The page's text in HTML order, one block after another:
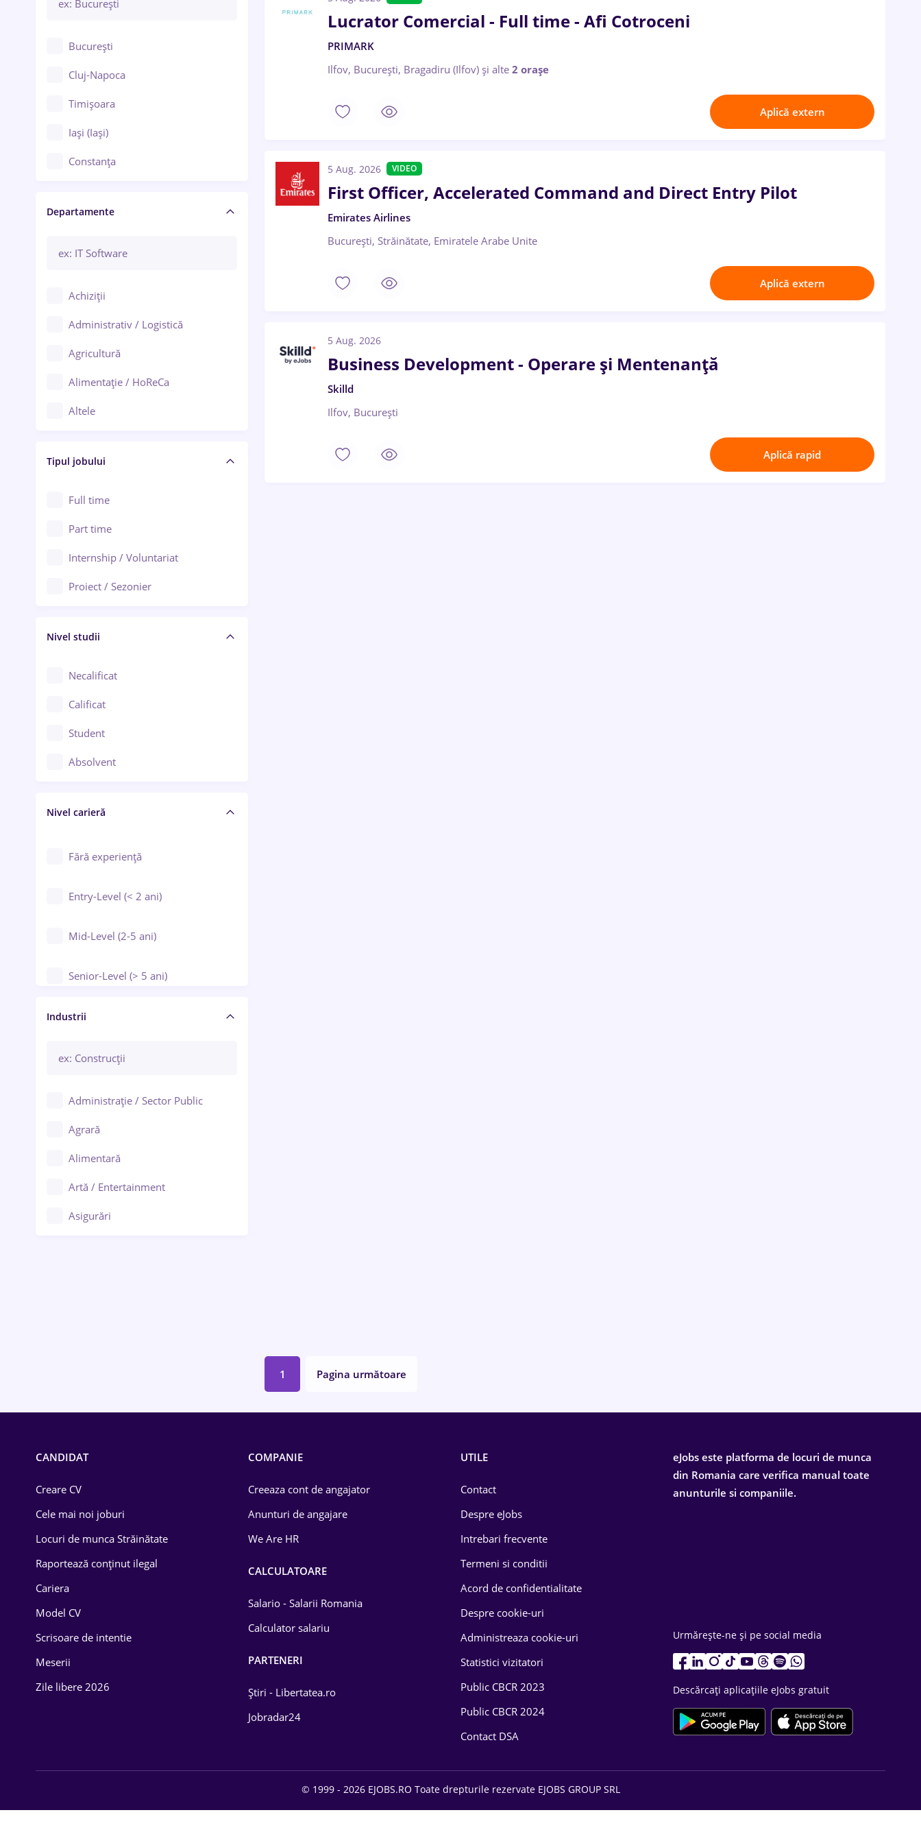
București
Cluj-Napoca
Timișoara
Iași (Iași)
Constanța
Brașov
Bacău
Galați (Galați)
Ploiești
Arad
Baia Mare
Bârlad
Bistrița (Bistrița-Năsăud)
Departamente
Achiziții
Administrativ / Logistică
Agricultură
Alimentație / HoReCa
Altele
Asigurări
Au pair / Babysitter / Curățenie
Audit / Consultanță
Auto / Echipamente
Automatizări
Cercetare - dezvoltare
Chimie / Biochimie
Confecții / Design vestimentar
Construcții / Instalații
Controlul calității
Educație / Training / Arte
Tipul jobului
Full time
Part time
Internship / Voluntariat
Proiect / Sezonier
Nivel studii
Necalificat
Calificat
Student
Absolvent
Nivel carieră
Fără experiență
Entry-Level (< 2 ani)
Mid-Level (2-5 ani)
Senior-Level (> 5 ani)
Manager / Executiv
Industrii
Administrație / Sector Public
Agrară
Alimentară
Artă / Entertainment
Asigurări
IT / Telecom
Lemn / PVC
Mașini / Auto
Media / Internet
Lucrator Comercial - Full time - Afi Cotroceni
PRIMARK
Ilfov, București, Bragadiru (Ilfov) și alte 2 orașe
Aplică extern
5 Aug. 2026 VIDEO
First Officer, Accelerated Command and Direct Entry Pilot
Emirates Airlines
București, Străinătate, Emiratele Arabe Unite
Aplică extern
5 Aug. 2026
Business Development - Operare și Mentenanță
Skilld
Ilfov, București
Aplică rapid
1 Pagina următoare
CANDIDAT
Creare CV
Cele mai noi joburi
Locuri de munca Străinătate
Raportează conținut ilegal
Cariera
Model CV
Scrisoare de intentie
Meserii
Zile libere 2026
COMPANIE
Creeaza cont de angajator
Anunturi de angajare
We Are HR
CALCULATOARE
Salario - Salarii Romania
Calculator salariu
PARTENERI
Știri - Libertatea.ro
Jobradar24
UTILE
Contact
Despre eJobs
Intrebari frecvente
Termeni si conditii
Acord de confidentialitate
Despre cookie-uri
Administreaza cookie-uri
Statistici vizitatori
Public CBCR 2023
Public CBCR 2024
Contact DSA
eJobs este platforma de locuri de munca
din Romania care verifica manual toate
anunturile si companiile.
Urmărește-ne și pe social media
Descărcați aplicațiile eJobs gratuit
© 1999 - 2026 EJOBS.RO Toate drepturile rezervate EJOBS GROUP SRL